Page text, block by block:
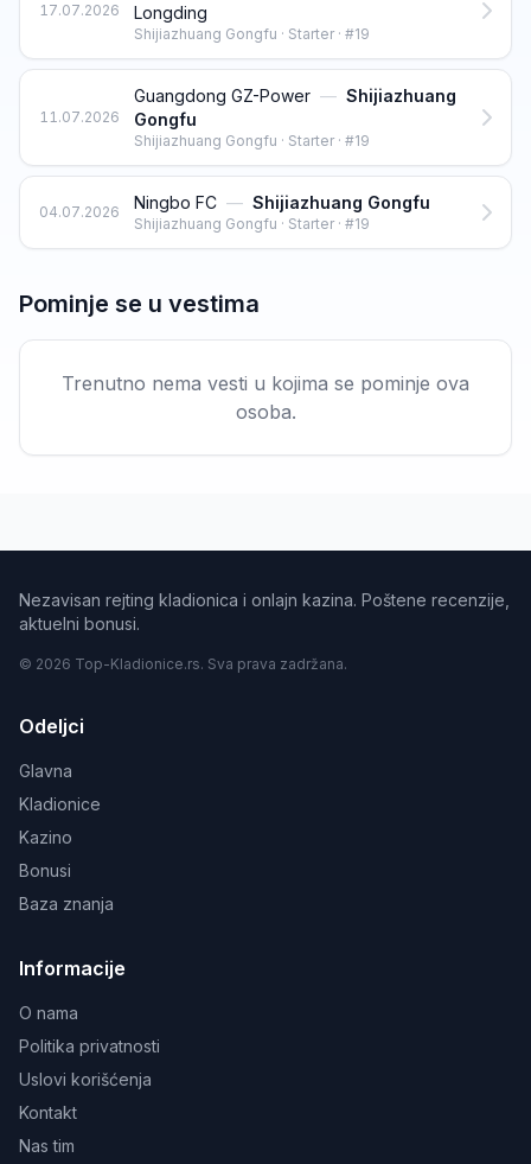
17.07.2026
Longding
Shijiazhuang Gongfu · Starter · #19
11.07.2026
Guangdong GZ-Power — Shijiazhuang
Gongfu
Shijiazhuang Gongfu · Starter · #19
04.07.2026 Ningbo FC — Shijiazhuang Gongfu
Shijiazhuang Gongfu · Starter · #19
Pominje se u vestima
Trenutno nema vesti u kojima se pominje ova
osoba.
Nezavisan rejting kladionica i onlajn kazina. Poštene recenzije,
aktuelni bonusi.
© 2026 Top-Kladionice.rs. Sva prava zadržana.
Odeljci
Glavna
Kladionice
Kazino
Bonusi
Baza znanja
Informacije
O nama
Politika privatnosti
Uslovi korišćenja
Kontakt
Nas tim